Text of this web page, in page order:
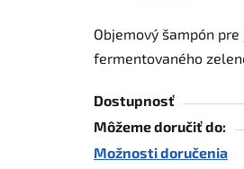
je
0,0
5
hviezdičiek.
Objemový šampón
fermentovaného
Dostupnosť
Môžeme doručiť do:
Možnosti doručenia